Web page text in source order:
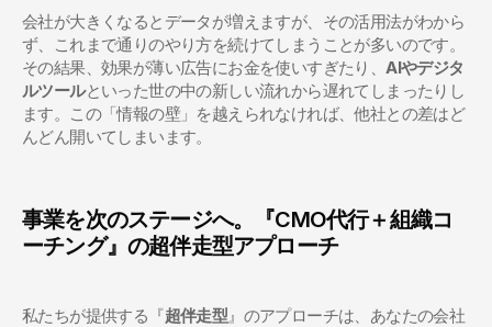
会社が大きくなるとデータが増えますが、その活用法がわから
ず、これまで通りのやり方を続けてしまうことが多いのです。
その結果、効果が薄い広告にお金を使いすぎたり、AIやデジタ
ルツールといった世の中の新しい流れから遅れてしまったりし
ます。この「情報の壁」を越えられなければ、他社との差はど
んどん開いてしまいます。
事業を次のステージへ。『CMO代行＋組織コ
ーチング』の超伴走型アプローチ
私たちが提供する『超伴走型』のアプローチは、あなたの会社